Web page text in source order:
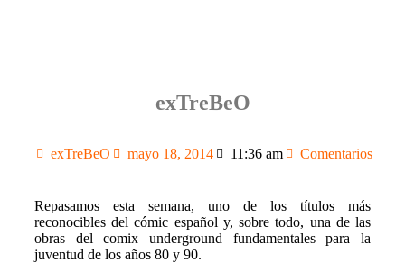
exTreBeO
exTreBeO mayo 18, 2014 11:36 am Comentarios
Repasamos esta semana, uno de los títulos más
reconocibles del cómic español y, sobre todo, una de las
obras del comix underground fundamentales para la
juventud de los años 80 y 90.